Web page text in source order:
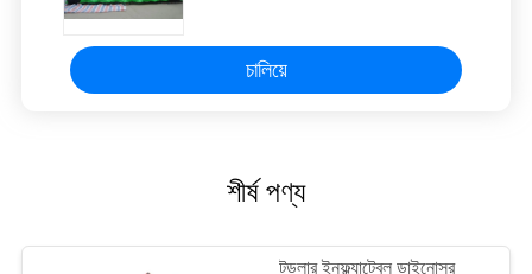
চালিয়ে
শীর্ষ পণ্য
টডলার ইনফ্ল্যাটেবল ডাইনোসর